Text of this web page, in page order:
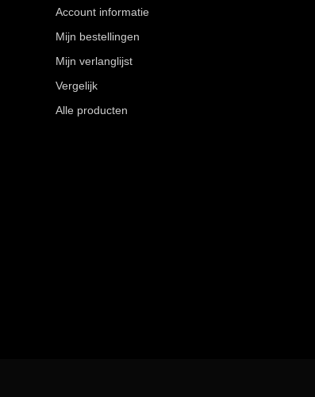
Account informatie
Mijn bestellingen
Mijn verlanglijst
Vergelijk
Alle producten